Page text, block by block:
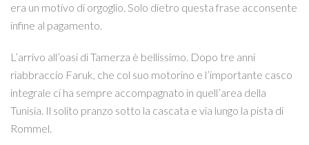
era un motivo di orgoglio. Solo dietro questa frase acconsente
infine al pagamento.
L’arrivo all’oasi di Tamerza è bellissimo. Dopo tre anni
riabbraccio Faruk, che col suo motorino e l’importante casco
integrale ci ha sempre accompagnato in quell’area della
Tunisia. Il solito pranzo sotto la cascata e via lungo la pista di
Rommel.